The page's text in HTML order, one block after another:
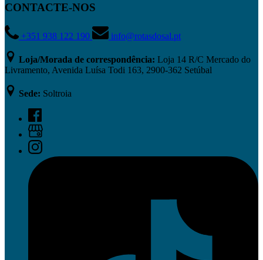
CONTACTE-NOS
+351 938 122 190 info@rotasdosal.pt
Loja/Morada de correspondência: Loja 14 R/C Mercado do
Livramento, Avenida Luísa Todi 163, 2900-362 Setúbal
Sede: Soltroia